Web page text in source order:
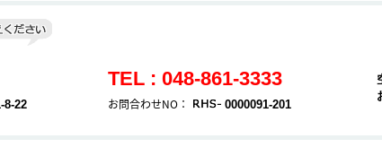
8-22
TEL : 048-861-3333
お問合わせNO： 0000091-201